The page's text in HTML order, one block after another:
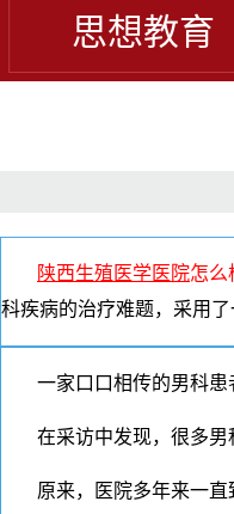
思想教育
陕西生殖医学医院怎么
科疾病的治疗难题，采用
一家口口相传的男科患
在采访中发现，很多
原来，医院多年来一